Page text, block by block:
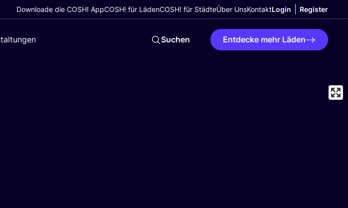
Downloade die COSH! AppCOSH! für LädenCOSH! für StädteÜber UnsKontaktLogin Register
Suchen Entdecke mehr Läden